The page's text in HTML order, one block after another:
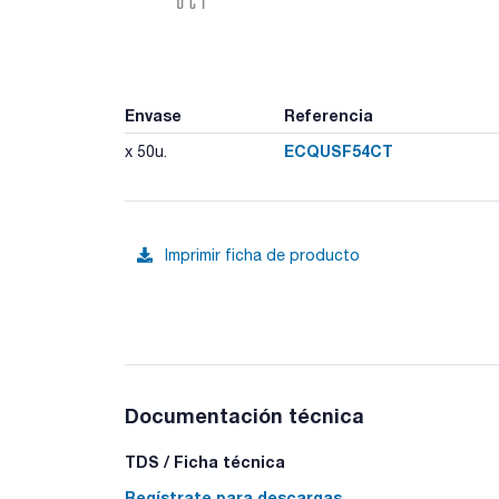
Envase Referencia
x 50u. ECQUSF54CT
Imprimir ficha de producto
Documentación técnica
TDS / Ficha técnica